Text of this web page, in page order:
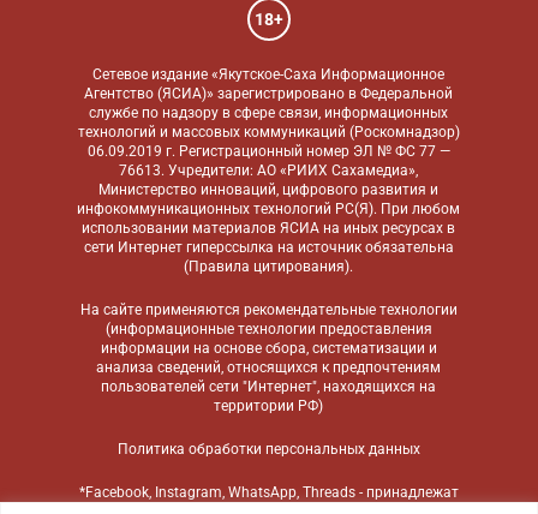
18+
Сетевое издание «Якутское-Саха Информационное
Агентство (ЯСИА)» зарегистрировано в Федеральной
службе по надзору в сфере связи, информационных
технологий и массовых коммуникаций (Роскомнадзор)
06.09.2019 г. Регистрационный номер ЭЛ № ФС 77 —
76613. Учредители: АО «РИИХ Сахамедиа»,
Министерство инноваций, цифрового развития и
инфокоммуникационных технологий РС(Я). При любом
использовании материалов ЯСИА на иных ресурсах в
сети Интернет гиперссылка на источник обязательна
(Правила цитирования).
На сайте применяются рекомендательные технологии
(информационные технологии предоставления
информации на основе сбора, систематизации и
анализа сведений, относящихся к предпочтениям
пользователей сети "Интернет", находящихся на
территории РФ)
Политика обработки персональных данных
*Facebook, Instagram, WhatsApp, Threads - принадлежат